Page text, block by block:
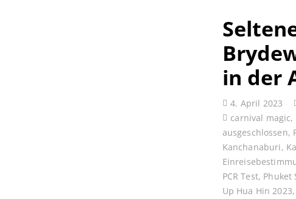
in der
4. April 2023
carnival magic,
ausgeschlossen,
Kanchanaburi,
PCR Test, Phuket
Up Hua Hin 2023